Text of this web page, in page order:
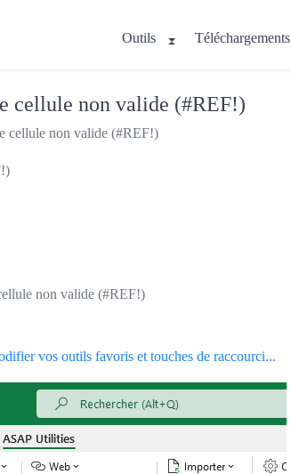
Outils Téléchargements
cellule non valide (#REF!)
cellule non valide (#REF!)
non valide (#REF!)
vos outils favoris et touches de raccourci...